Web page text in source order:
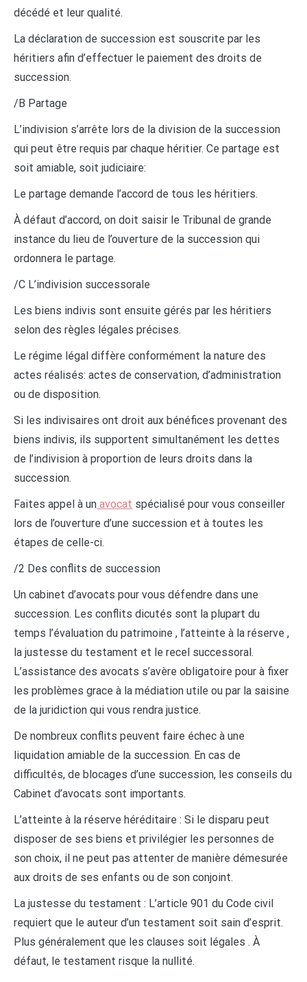
décédé et leur qualité.
La déclaration de succession est souscrite par les
héritiers afin d’effectuer le paiement des droits de
succession.
/B Partage
L’indivision s’arrête lors de la division de la succession
qui peut être requis par chaque héritier. Ce partage est
soit amiable, soit judiciaire:
Le partage demande l’accord de tous les héritiers.
À défaut d’accord, on doit saisir le Tribunal de grande
instance du lieu de l’ouverture de la succession qui
ordonnera le partage.
/C L’indivision successorale
Les biens indivis sont ensuite gérés par les héritiers
selon des règles légales précises.
Le régime légal diffère conformément la nature des
actes réalisés: actes de conservation, d’administration
ou de disposition.
Si les indivisaires ont droit aux bénéfices provenant des
biens indivis, ils supportent simultanément les dettes
de l’indivision à proportion de leurs droits dans la
succession.
Faites appel à un avocat spécialisé pour vous conseiller
lors de l’ouverture d’une succession et à toutes les
étapes de celle-ci.
/2 Des conflits de succession
Un cabinet d’avocats pour vous défendre dans une
succession. Les conflits dicutés sont la plupart du
temps l’évaluation du patrimoine , l’atteinte à la réserve ,
la justesse du testament et le recel successoral.
L’assistance des avocats s’avère obligatoire pour à fixer
les problèmes grace à la médiation utile ou par la saisine
de la juridiction qui vous rendra justice.
De nombreux conflits peuvent faire échec à une
liquidation amiable de la succession. En cas de
difficultés, de blocages d’une succession, les conseils du
Cabinet d’avocats sont importants.
L’atteinte à la réserve héréditaire : Si le disparu peut
disposer de ses biens et privilégier les personnes de
son choix, il ne peut pas attenter de manière démesurée
aux droits de ses enfants ou de son conjoint.
La justesse du testament : L’article 901 du Code civil
requiert que le auteur d’un testament soit sain d’esprit.
Plus généralement que les clauses soit légales . À
défaut, le testament risque la nullité.